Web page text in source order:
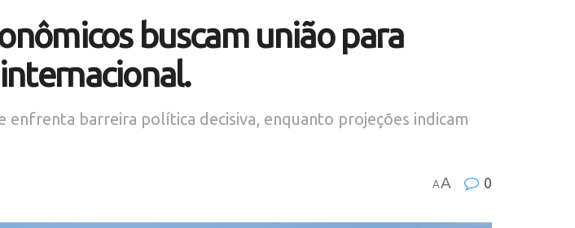
buscam união para
barreira política decisiva, enquanto projeções indicam
AA 0